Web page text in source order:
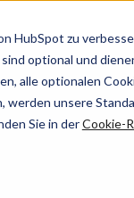
HubSpot zu
optional und
alle optionalen
unsere
Sie in derCookie-